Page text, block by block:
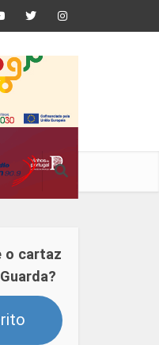
o cartaz